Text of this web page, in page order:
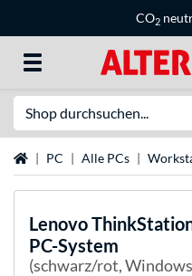
CO2
Startseite
PC Alle PCs
Lenovo
PC-System
(schwarz/rot,